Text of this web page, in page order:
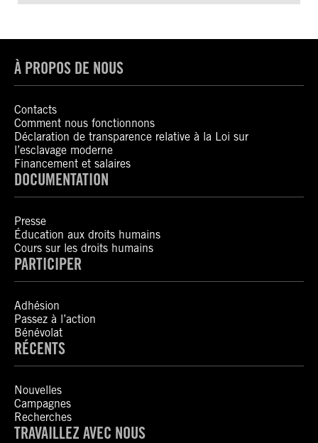
À PROPOS DE NOUS
Contacts
Comment nous fonctionnons
Déclaration de transparence relative à la Loi sur
l’esclavage moderne
Financement et salaires
DOCUMENTATION
Presse
Éducation aux droits humains
Cours sur les droits humains
PARTICIPER
Adhésion
Passez à l’action
Bénévolat
RÉCENTS
Nouvelles
Campagnes
Recherches
TRAVAILLEZ AVEC NOUS